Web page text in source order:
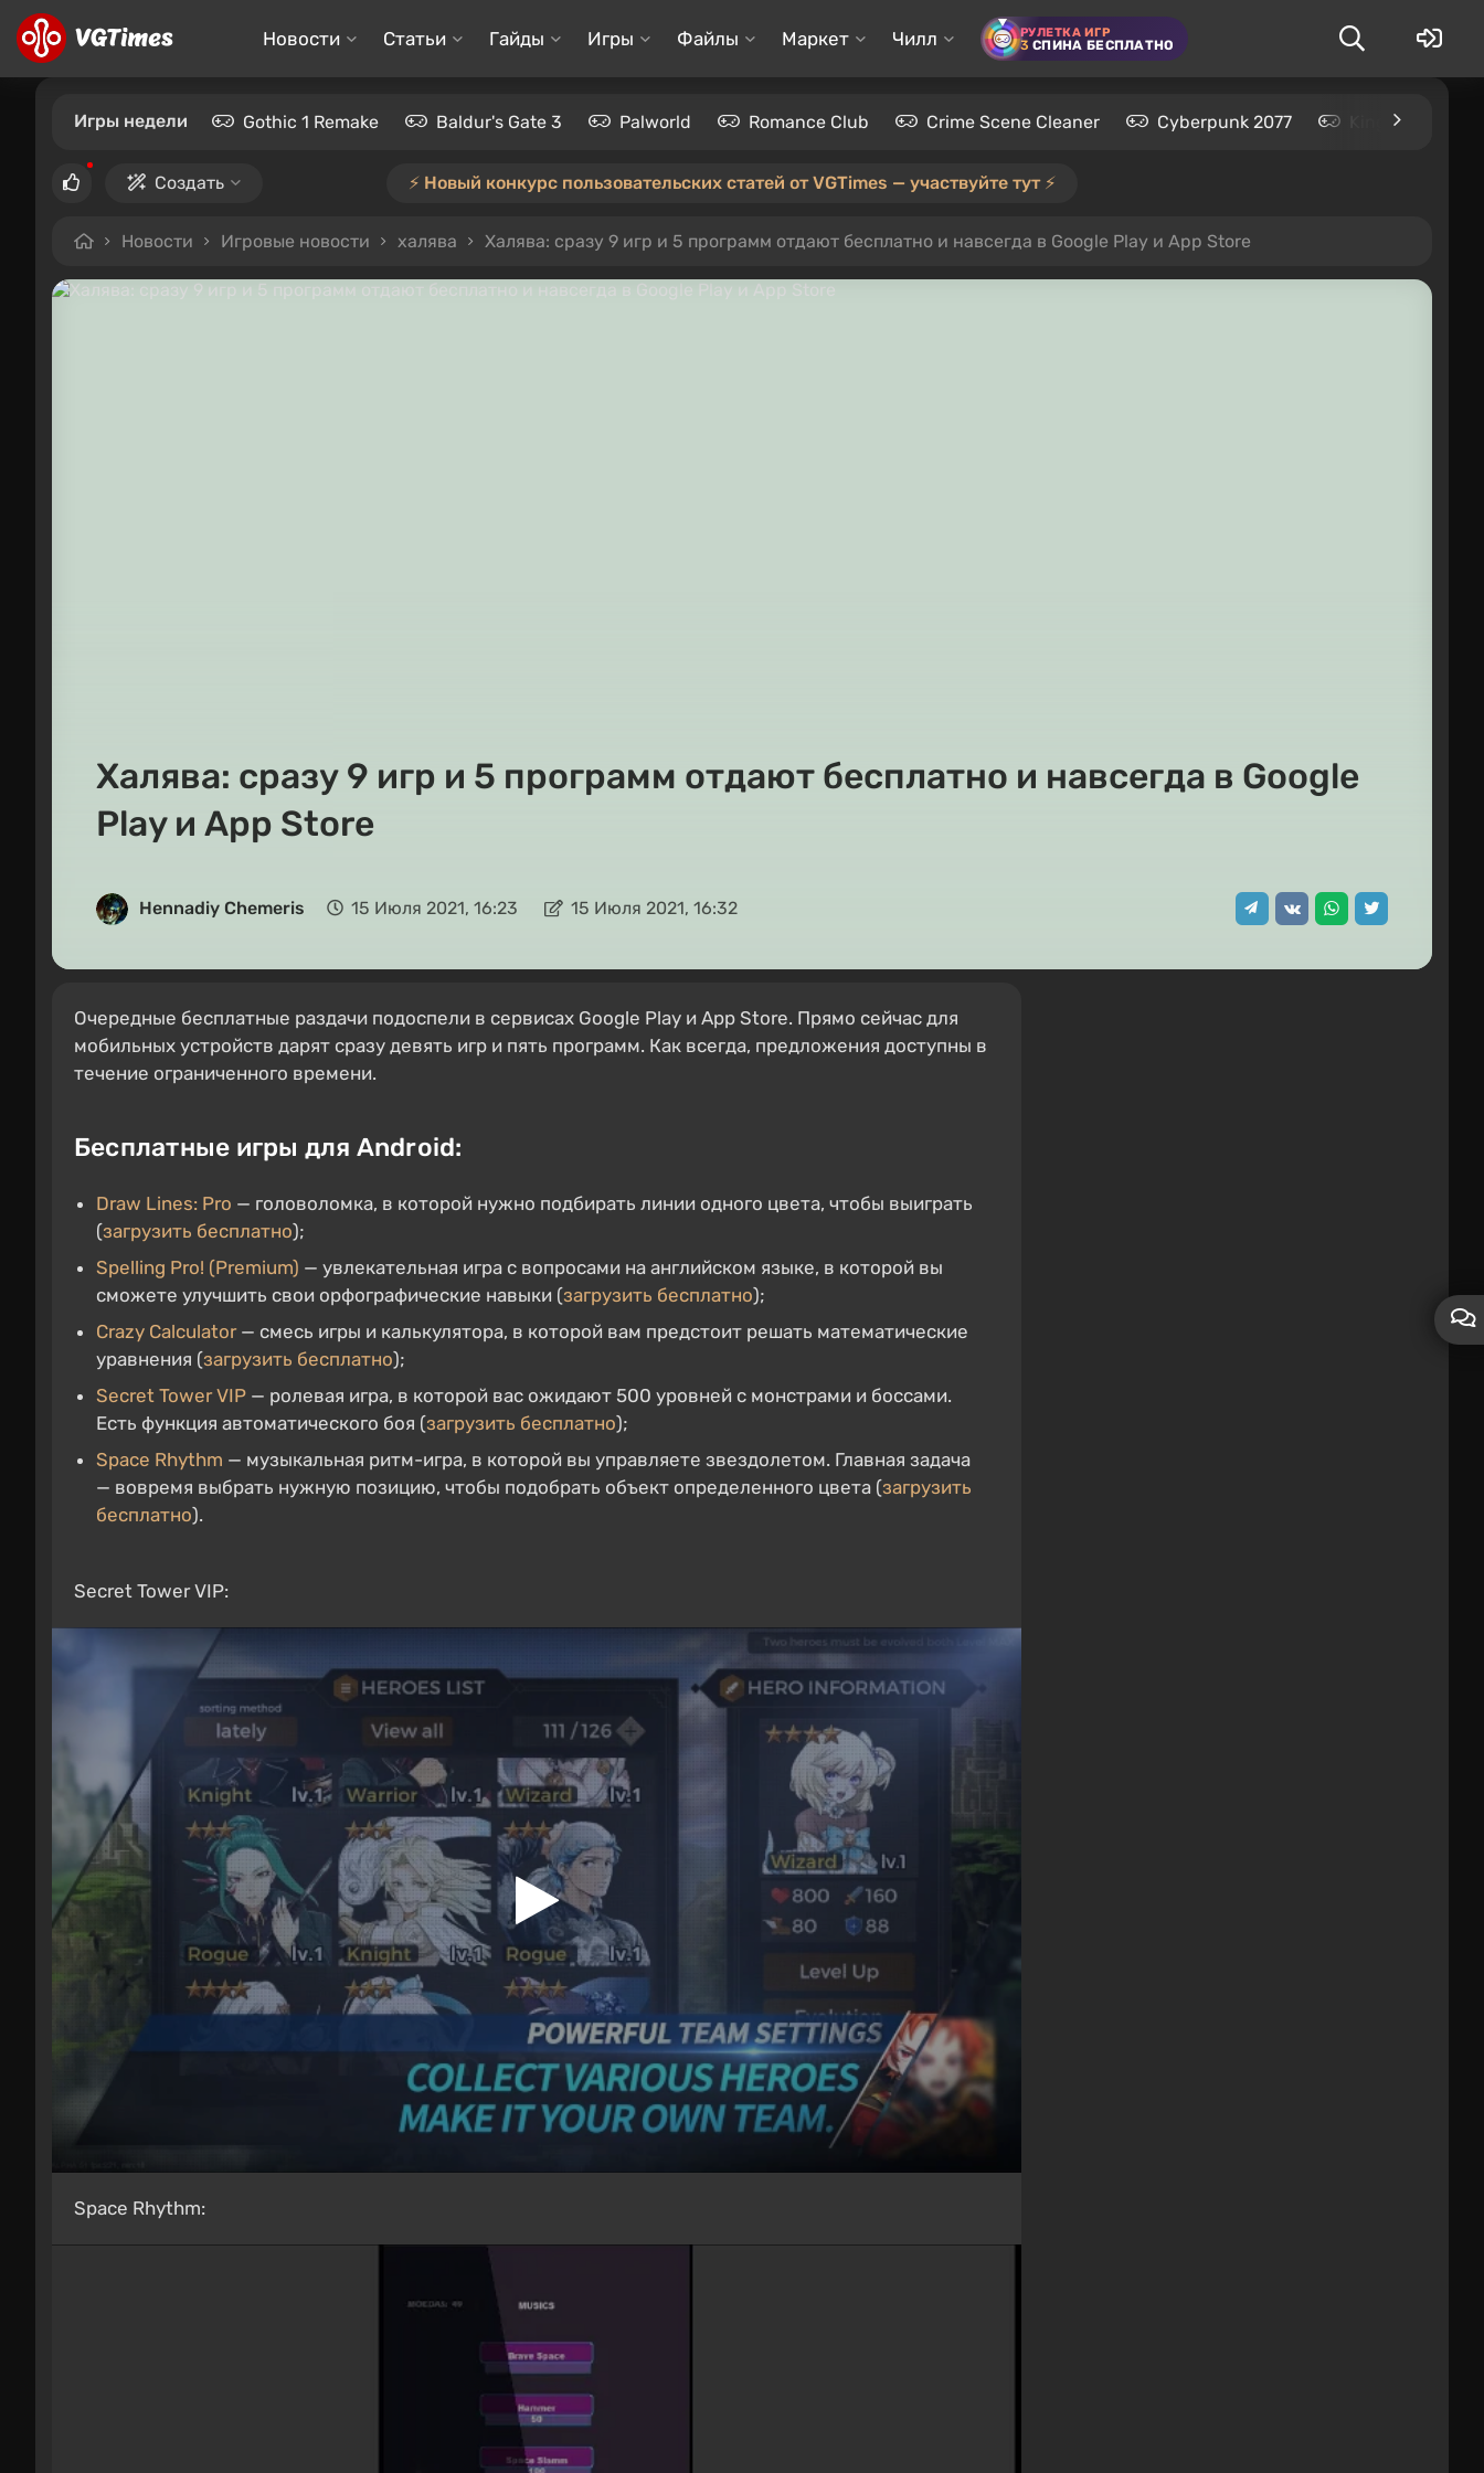
Новости Статьи Гайды Игры Файлы Маркет Чилл РУЛЕТКА ИГР
3 СПИНА БЕСПЛАТНО
Игры недели Gothic 1 Remake Baldur's Gate 3 Palworld Romance Club Crime Scene Cleaner Cyberpunk 2077 Kingdom
Создать ⚡️ Новый конкурс пользовательских статей от VGTimes — участвуйте тут ⚡️
Новости Игровые новости халява Халява: сразу 9 игр и 5 программ отдают бесплатно и навсегда в Google Play и App Store
Халява: сразу 9 игр и 5 программ отдают бесплатно и навсегда в Google
Play и App Store
Hennadiy Chemеris 15 Июля 2021, 16:23 15 Июля 2021, 16:32
Очередные бесплатные раздачи подоспели в сервисах Google Play и App Store. Прямо сейчас для
мобильных устройств дарят сразу девять игр и пять программ. Как всегда, предложения доступны в
течение ограниченного времени.
Бесплатные игры для Android:
Draw Lines: Pro — головоломка, в которой нужно подбирать линии одного цвета, чтобы выиграть
(загрузить бесплатно);
Spelling Pro! (Premium) — увлекательная игра с вопросами на английском языке, в которой вы
сможете улучшить свои орфографические навыки (загрузить бесплатно);
Crazy Calculator— смесь игры и калькулятора, в которой вам предстоит решать математические
уравнения (загрузить бесплатно);
Secret Tower VIP — ролевая игра, в которой вас ожидают 500 уровней с монстрами и боссами.
Есть функция автоматического боя (загрузить бесплатно);
Space Rhythm — музыкальная ритм-игра, в которой вы управляете звездолетом. Главная задача
— вовремя выбрать нужную позицию, чтобы подобрать объект определенного цвета (загрузить
бесплатно).
Secret Tower VIP:
Space Rhythm: